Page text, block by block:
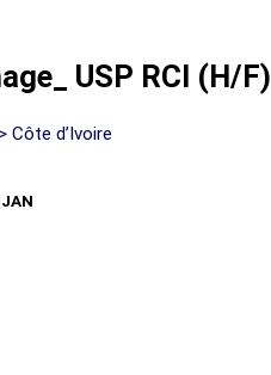
USP RCI (H/F)
Côte d’Ivoire